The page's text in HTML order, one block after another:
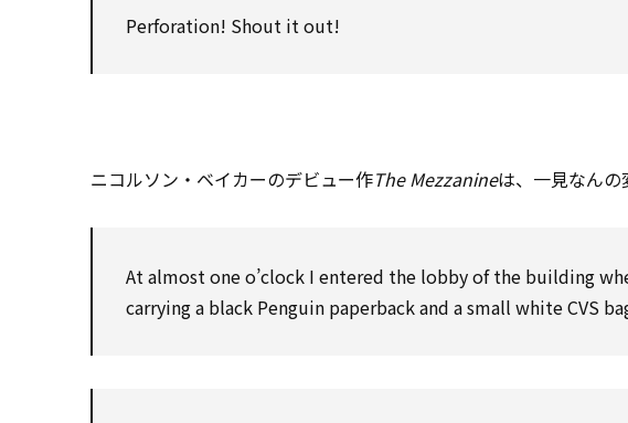
Perforation! Shout it out!
ニコルソン・ベイカーのデビュー作The Mezzanineは、一見なんの
At almost one o’clock I entered the lobby of the building
carrying a black Penguin paperback and a small white CVS